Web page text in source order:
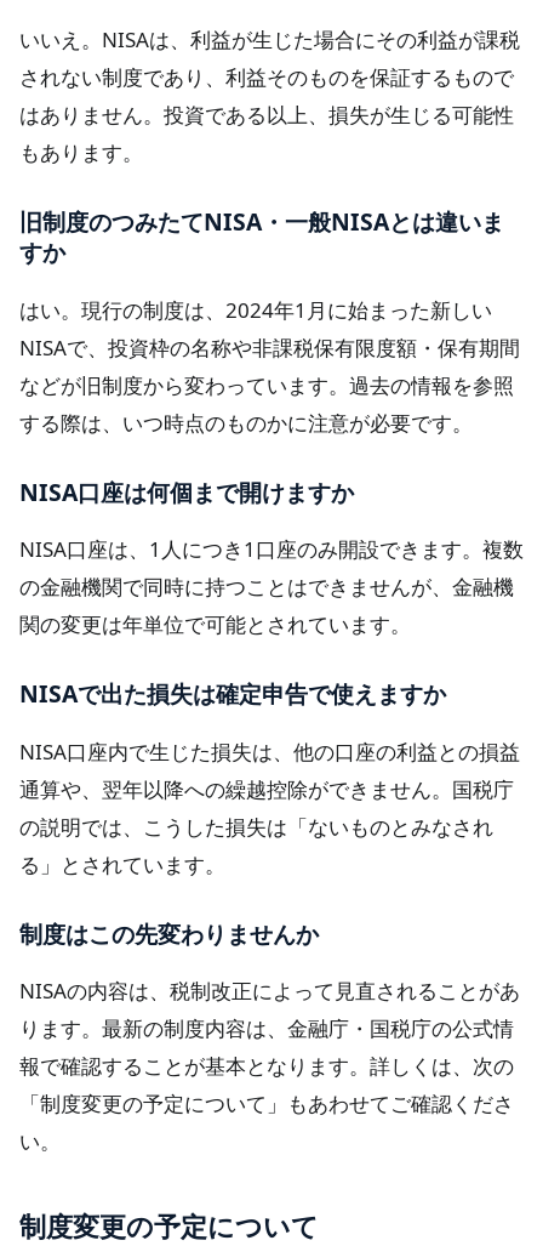
いいえ。NISAは、利益が生じた場合にその利益が課税
されない制度であり、利益そのものを保証するもので
はありません。投資である以上、損失が生じる可能性
もあります。
旧制度のつみたてNISA・一般NISAとは違いま
すか
はい。現行の制度は、2024年1月に始まった新しい
NISAで、投資枠の名称や非課税保有限度額・保有期間
などが旧制度から変わっています。過去の情報を参照
する際は、いつ時点のものかに注意が必要です。
NISA口座は何個まで開けますか
NISA口座は、1人につき1口座のみ開設できます。複数
の金融機関で同時に持つことはできませんが、金融機
関の変更は年単位で可能とされています。
NISAで出た損失は確定申告で使えますか
NISA口座内で生じた損失は、他の口座の利益との損益
通算や、翌年以降への繰越控除ができません。国税庁
の説明では、こうした損失は「ないものとみなされ
る」とされています。
制度はこの先変わりませんか
NISAの内容は、税制改正によって見直されることがあ
ります。最新の制度内容は、金融庁・国税庁の公式情
報で確認することが基本となります。詳しくは、次の
「制度変更の予定について」もあわせてご確認くださ
い。
制度変更の予定について